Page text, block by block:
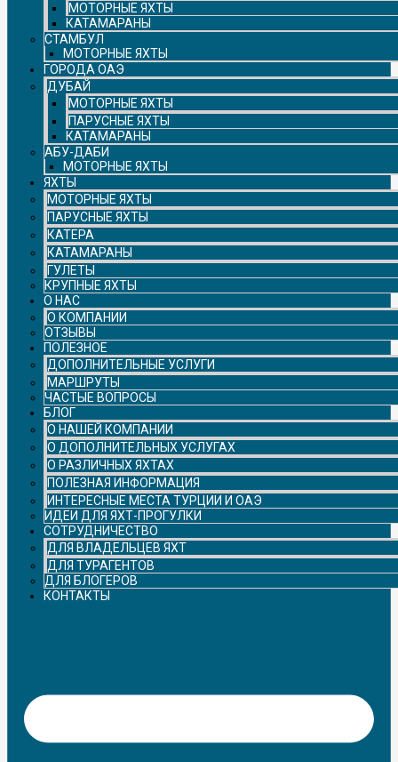
МОТОРНЫЕ ЯХТЫ
КАТАМАРАНЫ
СТАМБУЛ
МОТОРНЫЕ ЯХТЫ
ГОРОДА ОАЭ
ДУБАЙ
МОТОРНЫЕ ЯХТЫ
ПАРУСНЫЕ ЯХТЫ
КАТАМАРАНЫ
АБУ-ДАБИ
МОТОРНЫЕ ЯХТЫ
ЯХТЫ
МОТОРНЫЕ ЯХТЫ
ПАРУСНЫЕ ЯХТЫ
КАТЕРА
КАТАМАРАНЫ
ГУЛЕТЫ
КРУПНЫЕ ЯХТЫ
О НАС
О КОМПАНИИ
ОТЗЫВЫ
ПОЛЕЗНОЕ
ДОПОЛНИТЕЛЬНЫЕ УСЛУГИ
МАРШРУТЫ
ЧАСТЫЕ ВОПРОСЫ
БЛОГ
О НАШЕЙ КОМПАНИИ
О ДОПОЛНИТЕЛЬНЫХ УСЛУГАХ
О РАЗЛИЧНЫХ ЯХТАХ
ПОЛЕЗНАЯ ИНФОРМАЦИЯ
ИНТЕРЕСНЫЕ МЕСТА ТУРЦИИ И ОАЭ
ИДЕИ ДЛЯ ЯХТ-ПРОГУЛКИ
СОТРУДНИЧЕСТВО
ДЛЯ ВЛАДЕЛЬЦЕВ ЯХТ
ДЛЯ ТУРАГЕНТОВ
ДЛЯ БЛОГЕРОВ
КОНТАКТЫ